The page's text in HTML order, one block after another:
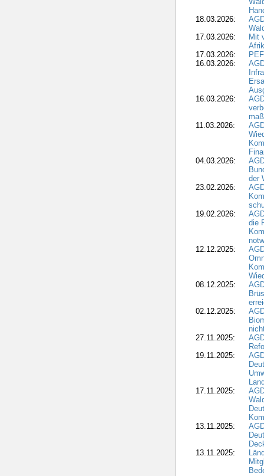
18.03.2026:
17.03.2026:
Mit
17.03.2026:
16.03.2026:
16.03.2026:
11.03.2026:
04.03.2026:
der
23.02.2026:
19.02.2026:
die
12.12.2025:
08.12.2025:
02.12.2025:
27.11.2025:
19.11.2025:
17.11.2025:
13.11.2025:
13.11.2025: